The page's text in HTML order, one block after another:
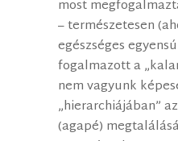
most
– természetesen
egészséges
fogalmazott a
nem vagyunk
„hierarchiájában”
(agapé)